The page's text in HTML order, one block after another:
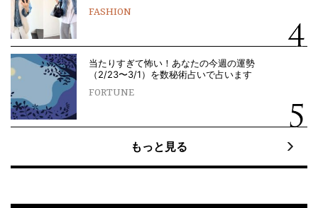
FASHION
当たりすぎて怖い！あなたの今週の運勢
（2/23〜3/1）を数秘術占いで占います
FORTUNE
もっと見る